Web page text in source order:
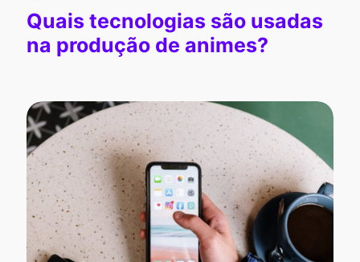
Quais tecnologias são usadas
na produção de animes?